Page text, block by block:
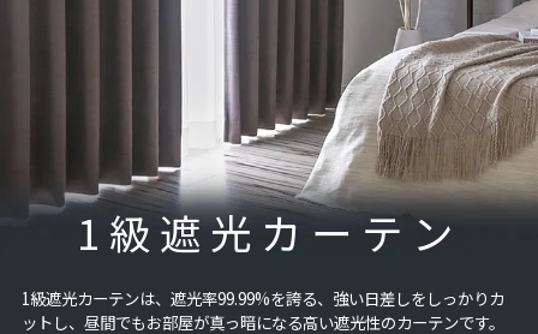
1級遮光カーテン
1級遮光カーテンは、遮光率99.99%を誇る、強い日差しをしっかりカ
ットし、昼間でもお部屋が真っ暗になる高い遮光性のカーテンです。